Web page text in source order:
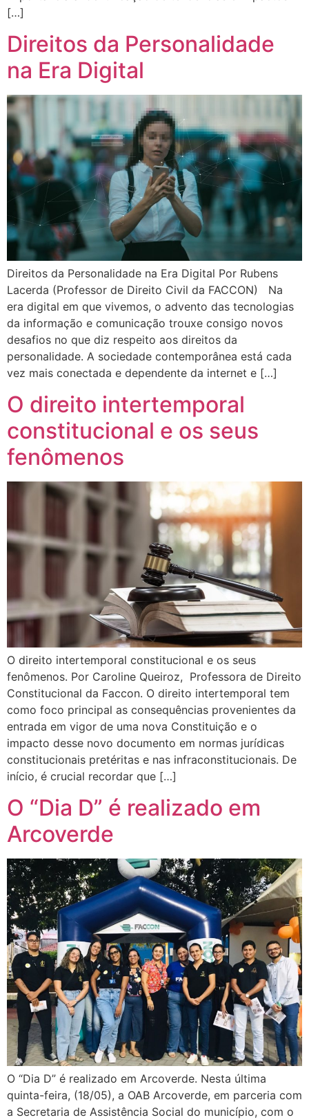
[…]
Direitos da Personalidade
na Era Digital
Direitos da Personalidade na Era Digital Por Rubens
Lacerda (Professor de Direito Civil da FACCON) Na
era digital em que vivemos, o advento das tecnologias
da informação e comunicação trouxe consigo novos
desafios no que diz respeito aos direitos da
personalidade. A sociedade contemporânea está cada
vez mais conectada e dependente da internet e […]
O direito intertemporal
constitucional e os seus
fenômenos
O direito intertemporal constitucional e os seus
fenômenos. Por Caroline Queiroz, Professora de Direito
Constitucional da Faccon. O direito intertemporal tem
como foco principal as consequências provenientes da
entrada em vigor de uma nova Constituição e o
impacto desse novo documento em normas jurídicas
constitucionais pretéritas e nas infraconstitucionais. De
início, é crucial recordar que […]
O “Dia D” é realizado em
Arcoverde
O “Dia D” é realizado em Arcoverde. Nesta última
quinta-feira, (18/05), a OAB Arcoverde, em parceria com
a Secretaria de Assistência Social do município, com o